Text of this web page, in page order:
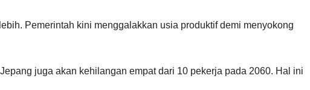
Pemerintah kini menggalakkan usia produktif demi menyokong
juga akan kehilangan empat dari 10 pekerja pada 2060. Hal ini